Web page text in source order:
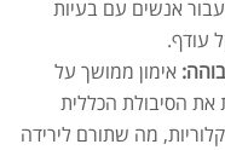
אנשים עם בעיות
עודף.
אימון ממושך על
את הסיבולת הכללית
מה שתורם לירידה